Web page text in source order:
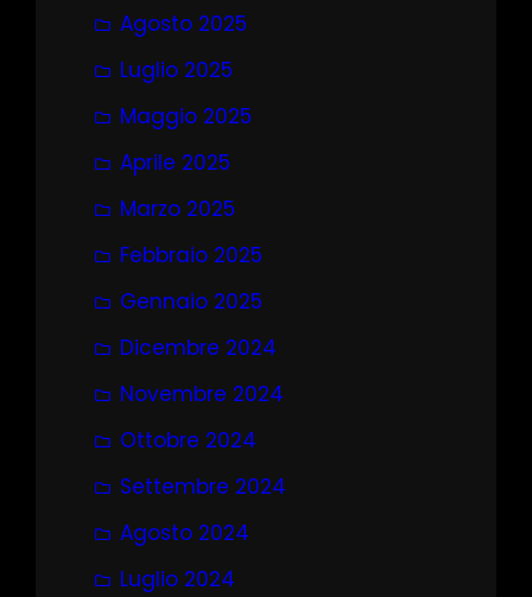
Agosto 2025
Luglio 2025
Maggio 2025
Aprile 2025
Marzo 2025
Febbraio 2025
Gennaio 2025
Dicembre 2024
Novembre 2024
Ottobre 2024
Settembre 2024
Agosto 2024
Luglio 2024